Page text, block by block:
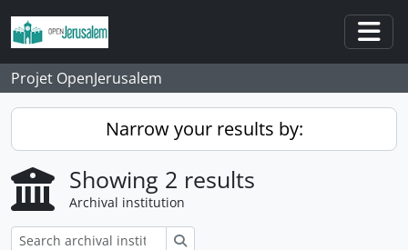
Skip to main content
Projet OpenJerusalem
Narrow your results by:
Showing 2 results
Archival institution